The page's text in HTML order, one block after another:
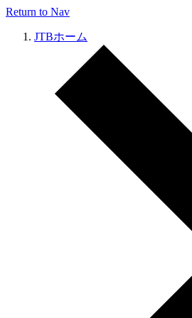
Return to Nav
JTBホーム